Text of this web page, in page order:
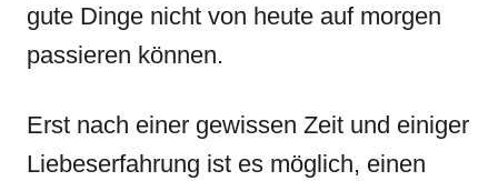
gute Dinge nicht von heute auf morgen
passieren können.
Erst nach einer gewissen Zeit und einiger
Liebeserfahrung ist es möglich, einen